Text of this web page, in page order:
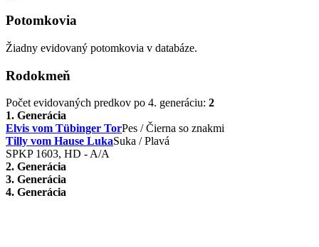
Potomkovia
Žiadny evidovaný potomkovia v databáze.
Rodokmeň
Počet evidovaných predkov po 4. generáciu: 2
1. Generácia
Elvis vom Tübinger TorPes / Čierna so znakmi
Tilly vom Hause LukaSuka / Plavá
SPKP 1603, HD - A/A
2. Generácia
3. Generácia
4. Generácia